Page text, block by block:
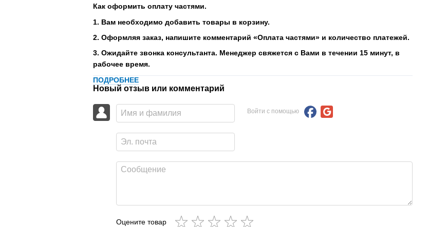
Как оформить оплату частями.
1. Вам необходимо добавить товары в корзину.
2. Оформляя заказ, напишите комментарий «Оплата частями» и количество платежей.
3. Ожидайте звонка консультанта. Менеджер свяжется с Вами в течении 15 минут, в
рабочее время.
ПОДРОБНЕЕ
Новый отзыв или комментарий
Войти с помощью
Оцените товар